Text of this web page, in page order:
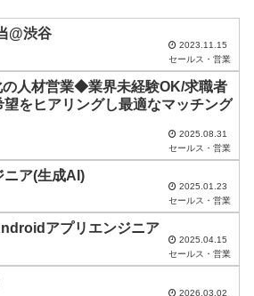
@渋谷
2023.11.15
セールス・営業
の人材営業◆業界未経験OK/求職者
望をヒアリングし最適なマッチング
2025.08.31
セールス・営業
ニア(生成AI)
2025.01.23
セールス・営業
アプリエンジニア
2025.04.15
セールス・営業
2026.03.02